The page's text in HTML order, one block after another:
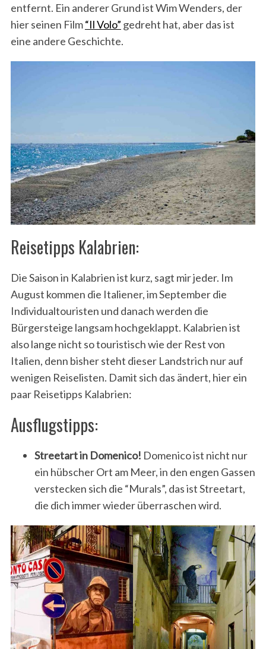
entfernt. Ein anderer Grund ist Wim Wenders, der
hier seinen Film“Il Volo” gedreht hat, aber das ist
eine andere Geschichte.
Reisetipps Kalabrien:
Die Saison in Kalabrien ist kurz, sagt mir jeder. Im
August kommen die Italiener, im September die
Individualtouristen und danach werden die
Bürgersteige langsam hochgeklappt. Kalabrien ist
also lange nicht so touristisch wie der Rest von
Italien, denn bisher steht dieser Landstrich nur auf
wenigen Reiselisten. Damit sich das ändert, hier ein
paar Reisetipps Kalabrien:
Ausflugstipps:
Streetart in Domenico! Domenico ist nicht nur
ein hübscher Ort am Meer, in den engen Gassen
verstecken sich die “Murals”, das ist Streetart,
die dich immer wieder überraschen wird.
S
e
a
r
c
h
f
o
r